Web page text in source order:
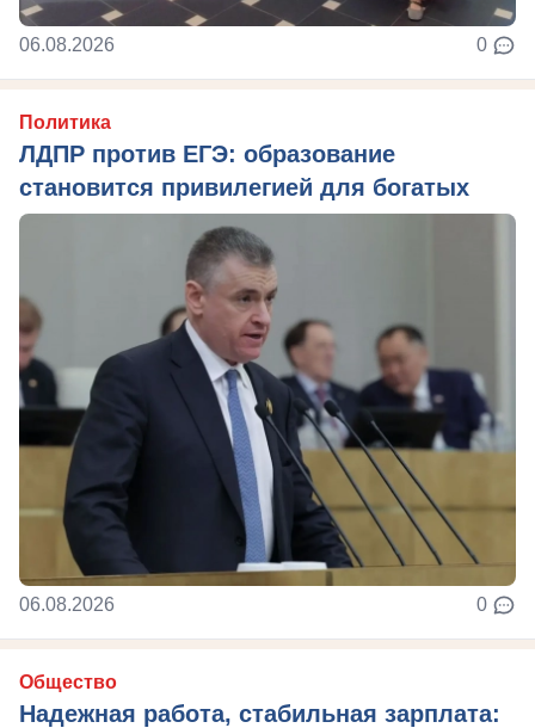
06.08.2026 0
Политика
ЛДПР против ЕГЭ: образование
становится привилегией для богатых
06.08.2026 0
Общество
Надежная работа, стабильная зарплата: